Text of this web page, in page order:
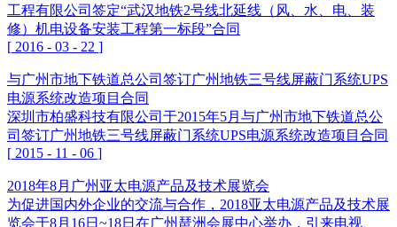
工程有限公司签定“武汉地铁2号线北延线（风、水、电、装
修）机电设备安装工程第一标段”合同
[ 2016 - 03 - 22 ]
与广州市地下铁道总公司签订广州地铁三号线屏蔽门系统UPS
电源系统改造项目合同
深圳市柏盛科技有限公司于2015年5月与广州市地下铁道总公
司签订广州地铁三号线屏蔽门系统UPS电源系统改造项目合同
[ 2015 - 11 - 06 ]
2018年8月广州亚太电源产品及技术展览会
为促进国内外企业的交流与合作，2018亚太电源产品及技术展
览会于8月16日~18日在广州琶洲会展中心举办，引来电视、